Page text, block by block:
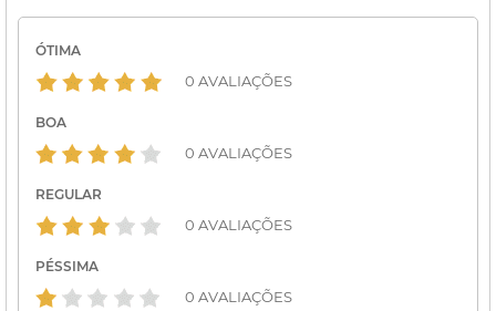
ÓTIMA
0 AVALIAÇÕES
BOA
0 AVALIAÇÕES
REGULAR
0 AVALIAÇÕES
PÉSSIMA
0 AVALIAÇÕES